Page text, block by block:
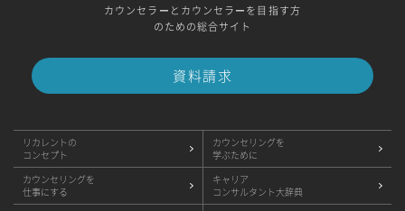
カウンセラーとカウンセラーを目指す方
のための総合サイト
資料請求
リカレントの
コンセプト
カウンセリングを
学ぶために
カウンセリングを
仕事にする
キャリア
コンサルタント大辞典